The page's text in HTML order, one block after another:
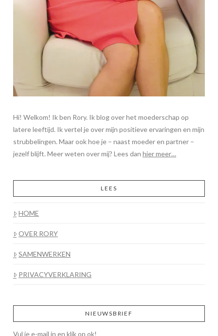
Hi! Welkom! Ik ben Rory. Ik blog over het moederschap op
latere leeftijd. Ik vertel je over mijn positieve ervaringen en mijn
strubbelingen. Maar ook hoe je – naast moeder en partner –
jezelf blijft. Meer weten over mij? Lees dan hier meer…
LEES
HOME
OVER RORY
SAMENWERKEN
PRIVACYVERKLARING
NIEUWSBRIEF